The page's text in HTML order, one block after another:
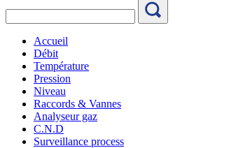
Accueil
Débit
Température
Pression
Niveau
Raccords & Vannes
Analyseur gaz
C.N.D
Surveillance process